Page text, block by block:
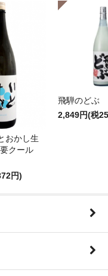
おかし生
クール
円)
飛騨のどぶ
2,849円(税